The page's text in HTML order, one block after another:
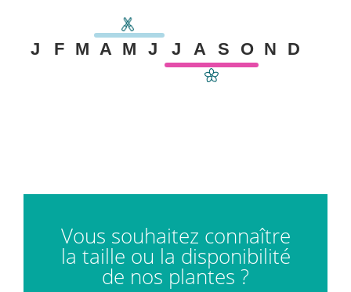
J F M A M J J A S O N D
Vous souhaitez connaître
la taille ou la disponibilité
de nos plantes ?